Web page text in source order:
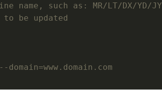
such as: MR/LT/DX/YD/JY
be updated